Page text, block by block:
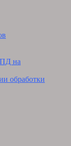
ПД на
обработки